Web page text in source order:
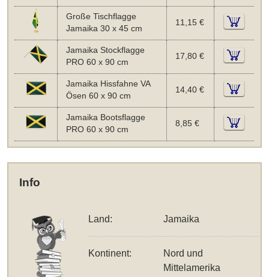
Große Tischflagge
Jamaika 30 x 45 cm
11,15 €
Jamaika Stockflagge
PRO 60 x 90 cm
17,80 €
Jamaika Hissfahne VA
Ösen 60 x 90 cm
14,40 €
Jamaika Bootsflagge
PRO 60 x 90 cm
8,85 €
Info
Land: Jamaika
Kontinent:
Nord und
Mittelamerika